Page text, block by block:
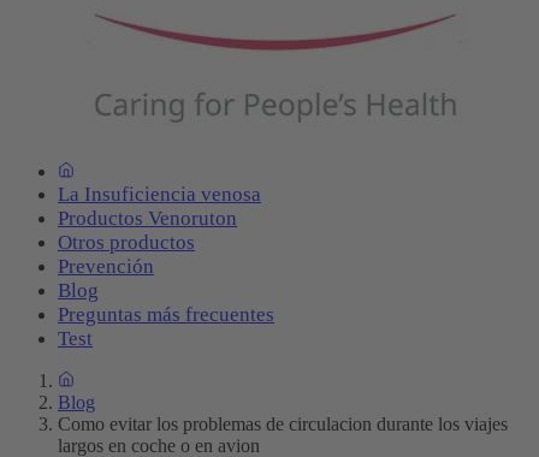
La Insuficiencia venosa
Productos Venoruton
Otros productos
Prevención
Blog
Preguntas más frecuentes
Test
Blog
Como evitar los problemas de circulacion durante los viajes
largos en coche o en avion